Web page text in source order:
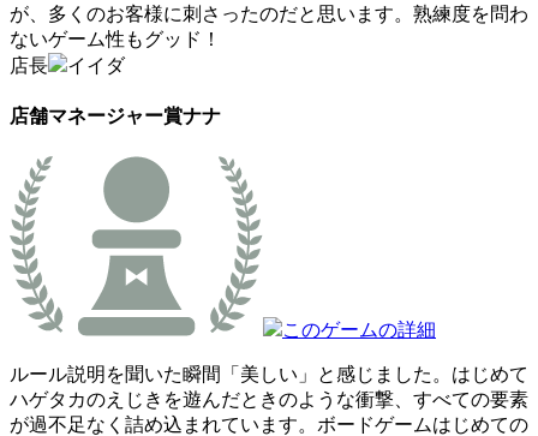
が、多くのお客様に刺さったのだと思います。熟練度を問わ
ないゲーム性もグッド！
店長
イイダ
店舗マネージャー賞ナナ
このゲームの詳細
ルール説明を聞いた瞬間「美しい」と感じました。はじめて
ハゲタカのえじきを遊んだときのような衝撃、すべての要素
が過不足なく詰め込まれています。ボードゲームはじめての